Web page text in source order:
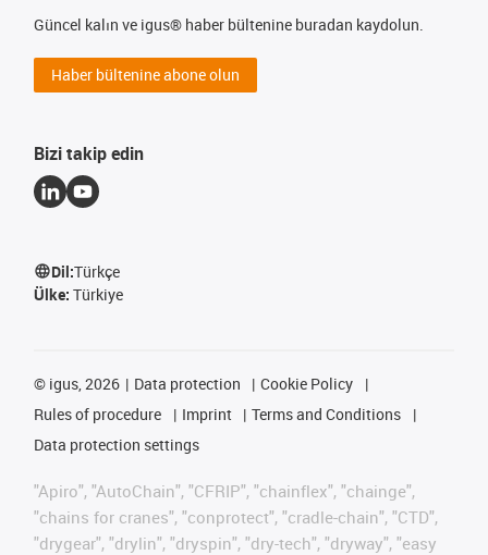
Güncel kalın ve igus® haber bültenine buradan kaydolun.
Haber bültenine abone olun
Bizi takip edin
Dil:Türkçe
Ülke: Türkiye
© igus, 2026 Data protection
Cookie Policy
Rules of procedure
Imprint
Terms and Conditions
Data protection settings
"Apiro", "AutoChain", "CFRIP", "chainflex", "chainge",
"chains for cranes", "conprotect", "cradle-chain", "CTD",
"drygear", "drylin", "dryspin", "dry-tech", "dryway", "easy